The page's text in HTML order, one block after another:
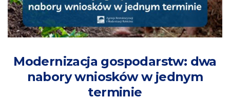
Modernizacja gospodarstw: dwa
nabory wniosków w jednym
terminie